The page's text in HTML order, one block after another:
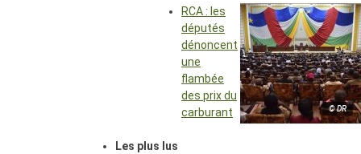
© DR
RCA : les
députés
dénoncent
une
flambée
des prix du
carburant
Les plus lus